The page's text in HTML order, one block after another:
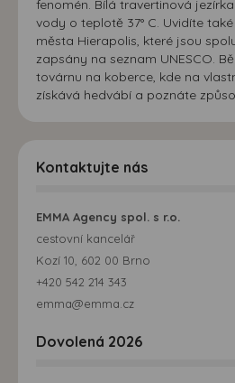
fenomén. Bílá travertinová
vody o teplotě 37° C. Uvidíte
města Hierapolis, které jsou
zapsány na seznam UNESCO.
továrnu na koberce, kde na
získává hedvábí a poznáte
Kontaktujte nás
EMMA Agency spol. s r.o.
cestovní kancelář
Kozí 10, 602 00 Brno
+420 542 214 343
emma@emma.cz
Dovolená 2026